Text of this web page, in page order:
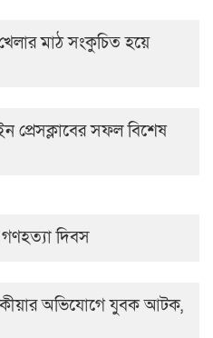
মাঠ সংকুচিত হয়ে
প্রেসক্লাবের সফল বিশেষ
দিবস
অভিযোগে যুবক আটক,